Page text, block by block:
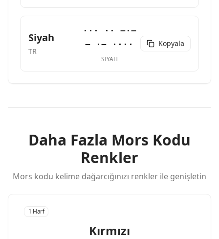
Siyah
TR
··· ·· −·−
− ·− ····
SIYAH
Kopyala
Daha Fazla Mors Kodu
Renkler
Mors kodu kelime dağarcığınızı renkler ile genişletin
1 Harf
Kırmızı